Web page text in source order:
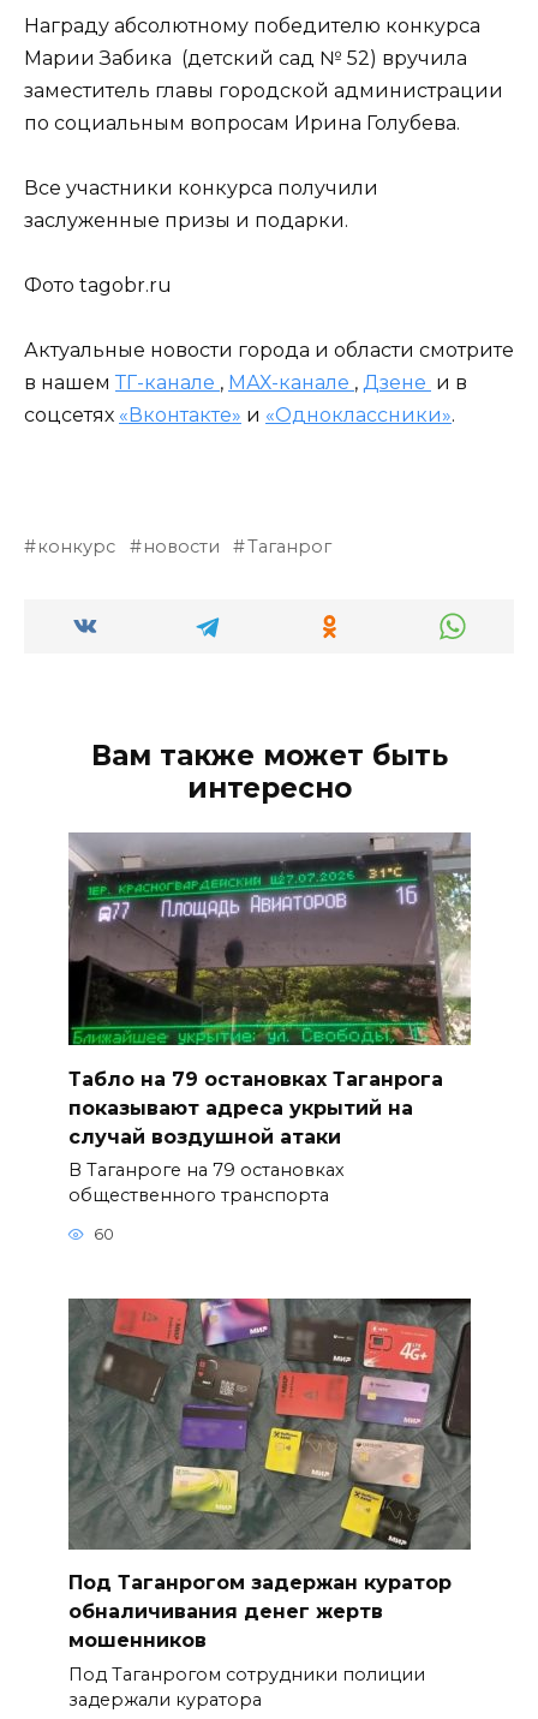
Награду абсолютному победителю конкурса
Марии Забика (детский сад № 52) вручила
заместитель главы городской администрации
по социальным вопросам Ирина Голубева.
Все участники конкурса получили
заслуженные призы и подарки.
Фото tagobr.ru
Актуальные новости города и области смотрите
в нашем ТГ-канале , МАХ-канале , Дзене и в
соцсетях «Вконтакте» и «Одноклассники».
конкурс новости Таганрог
Вам также может быть
интересно
Табло на 79 остановках Таганрога
показывают адреса укрытий на
случай воздушной атаки
В Таганроге на 79 остановках
общественного транспорта
60
Под Таганрогом задержан куратор
обналичивания денег жертв
мошенников
Под Таганрогом сотрудники полиции
задержали куратора